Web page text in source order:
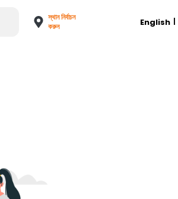
স্থান নির্বাচন
করুন
English |